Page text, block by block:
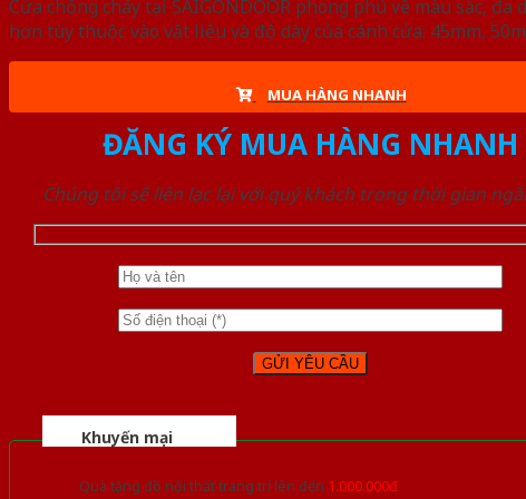
Cửa chống cháy tại SAIGONDOOR phong phú về màu sắc,
hơn tùy thuộc vào vật liệu và độ dày của cánh cửa: 45mm,
MUA HÀNG NHANH
ĐĂNG KÝ MUA HÀNG NHANH
Chúng tôi sẽ liên lạc lại với quý khách trong thời gian
Khuyến mại
Quà tặng đồ nội thất trang trí lên đến 1.000.000đ